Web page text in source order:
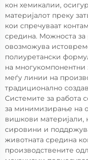
кон хемикалии,
материјалот преку
кои спречуваат
средина. Можноста за
овозможува
полиуретански
на
меѓу линии на
традиционално
Системите за работа
за минимизирање на
вишкови материјали,
сировини и
животната средина
производствените